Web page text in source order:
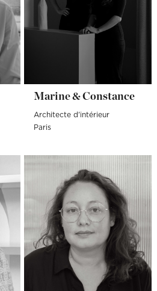
Marine & Constance
Architecte d'intérieur
Paris